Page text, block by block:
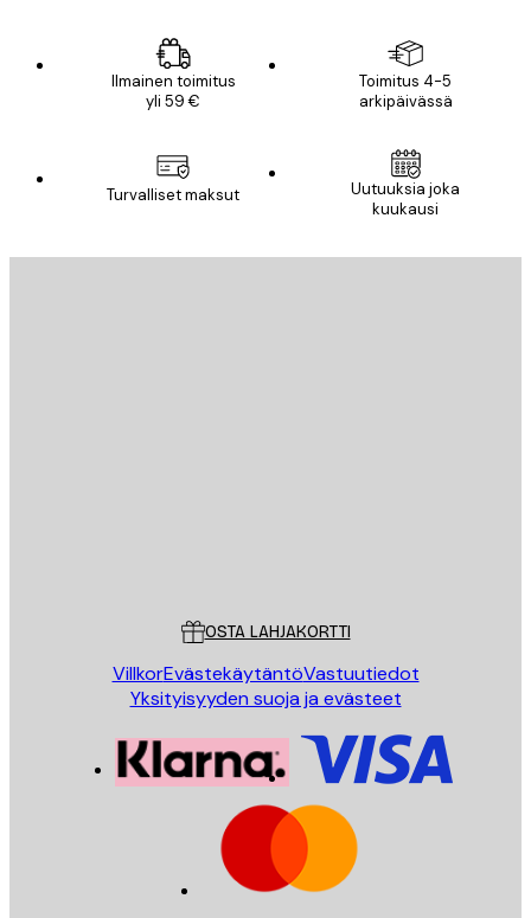
Ilmainen toimitus
yli 59 €
Toimitus 4-5
arkipäivässä
Turvalliset maksut
Uutuuksia joka
kuukausi
OSTA LAHJAKORTTI
VillkorEvästekäytäntöVastuutiedot
Yksityisyyden suoja ja evästeet